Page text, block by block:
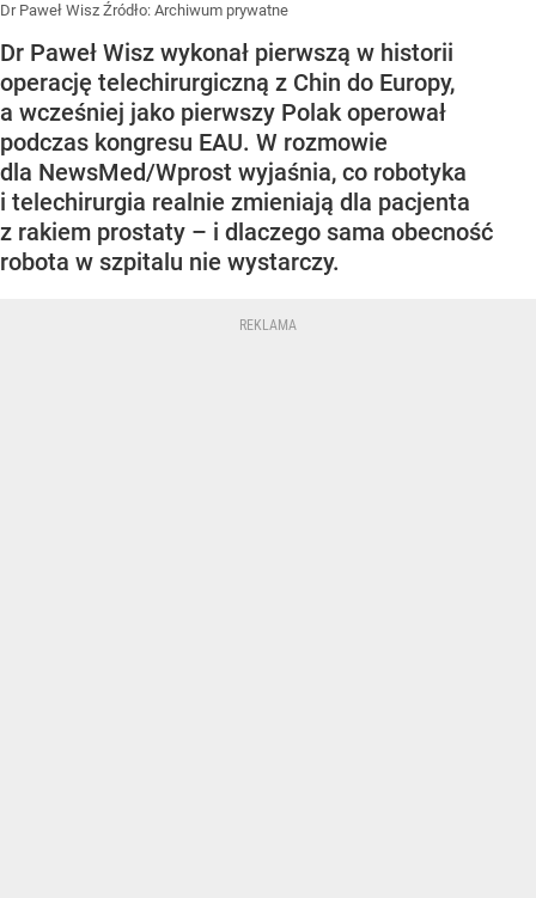
Dr Paweł Wisz Źródło: Archiwum prywatne
Dr Paweł Wisz wykonał pierwszą w historii
operację telechirurgiczną z Chin do Europy,
a wcześniej jako pierwszy Polak operował
podczas kongresu EAU. W rozmowie
dla NewsMed/Wprost wyjaśnia, co robotyka
i telechirurgia realnie zmieniają dla pacjenta
z rakiem prostaty – i dlaczego sama obecność
robota w szpitalu nie wystarczy.